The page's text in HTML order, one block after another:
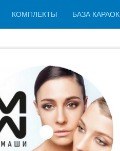
КОМПЛЕКТЫ БАЗА